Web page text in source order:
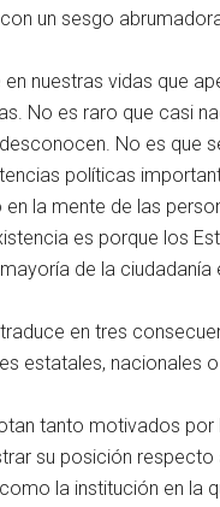
un sesgo
nuestras vidas que
No es raro que casi
No es que
políticas
la mente de las
es porque los
de la ciudadanía
en tres
estatales, nacionales
tanto motivados
su posición
la institución en